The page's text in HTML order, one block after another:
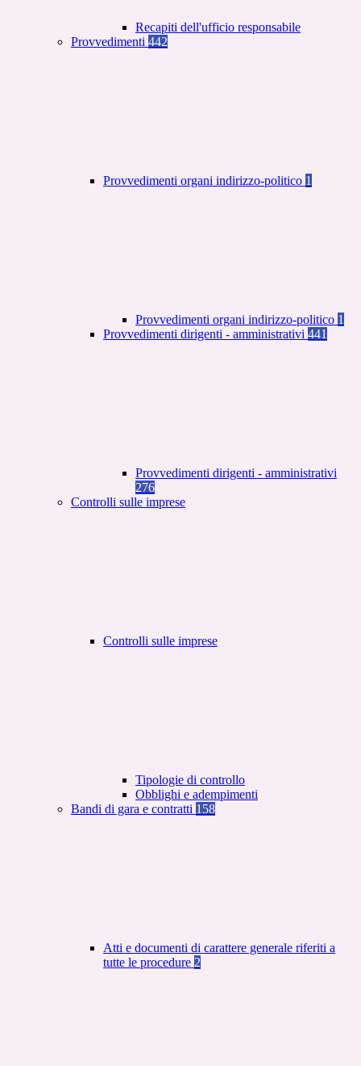
Recapiti dell'ufficio responsabile
Provvedimenti 442
Provvedimenti organi indirizzo-politico 1
Provvedimenti organi indirizzo-politico 1
Provvedimenti dirigenti - amministrativi 441
Provvedimenti dirigenti - amministrativi
276
Controlli sulle imprese
Controlli sulle imprese
Tipologie di controllo
Obblighi e adempimenti
Bandi di gara e contratti 158
Atti e documenti di carattere generale riferiti a
tutte le procedure 2